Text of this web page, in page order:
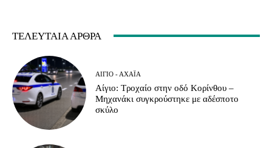
ΤΕΛΕΥΤΑΊΑ ΆΡΘΡΑ
ΑΊΓΙΟ - ΑΧΑΪ́Α
Αίγιο: Τροχαίο στην οδό Κορίνθου –
Μηχανάκι συγκρούστηκε με αδέσποτο
σκύλο